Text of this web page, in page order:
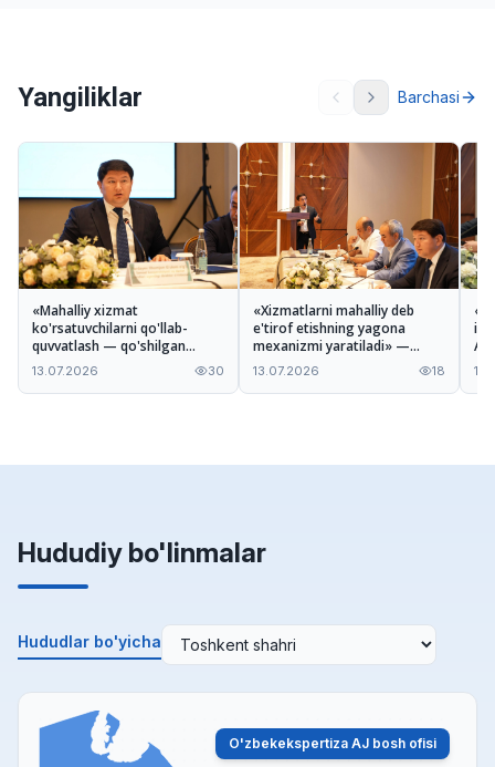
Yangiliklar Barchasi
«Mahalliy xizmat
ko'rsatuvchilarni qo'llab-
quvvatlash — qo'shilgan
qiymatni oshirishga xizmat
qiladi» — Ilhomjon Pardayev
13.07.2026 30
«Xizmatlarni mahalliy deb
e'tirof etishning yagona
mexanizmi yaratiladi» —
Odiljon Tohirov Nizom
loyihasi haqida
13.07.2026 18
Hududiy bo'linmalar
Hududlar bo'yicha
O'zbekekspertiza AJ bosh ofisi